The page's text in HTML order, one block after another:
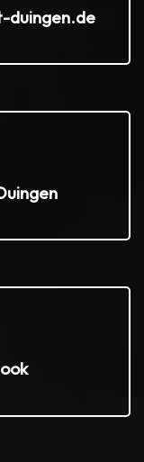
duingen.de